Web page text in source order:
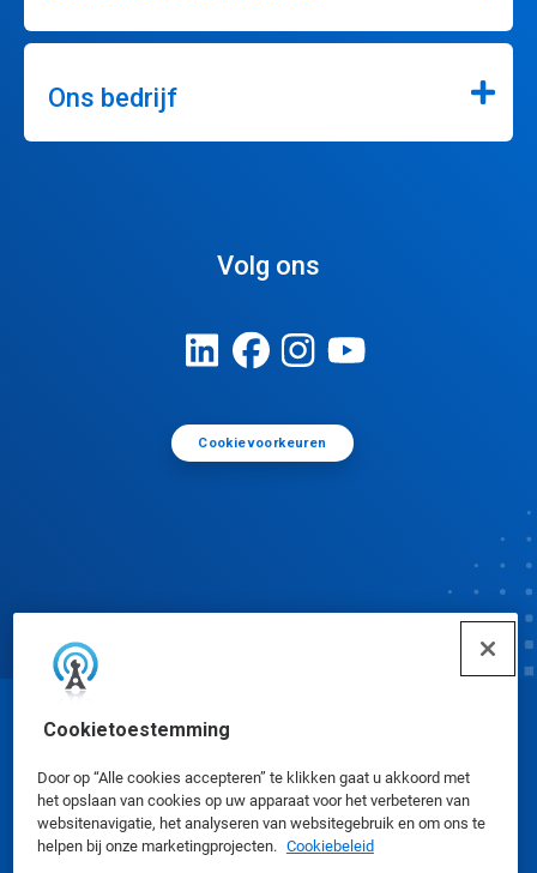
Cookietoestemming
Door op “Alle cookies accepteren” te klikken gaat u akkoord met
het opslaan van cookies op uw apparaat voor het verbeteren van
websitenavigatie, het analyseren van websitegebruik en om ons te
helpen bij onze marketingprojecten. Cookiebeleid
Ons bedrijf
Volg ons
Cookievoorkeuren
© Ecolab Inc. 2025
Veiligheidsinformatiebladen|Privacybeleid|
Gebruiksvoorwaarden